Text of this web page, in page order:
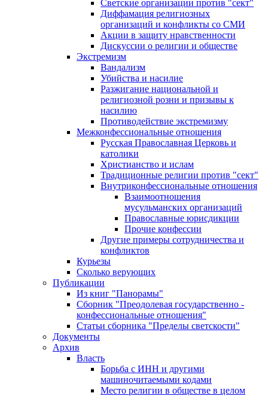
Светские организации против "сект"
Диффамация религиозных
организаций и конфликты со СМИ
Акции в защиту нравственности
Дискуссии о религии и обществе
Экстремизм
Вандализм
Убийства и насилие
Разжигание национальной и
религиозной розни и призывы к
насилию
Противодействие экстремизму
Межконфессиональные отношения
Русская Православная Церковь и
католики
Христианство и ислам
Традиционные религии против "сект"
Внутриконфессиональные отношения
Взаимоотношения
мусульманских организаций
Православные юрисдикции
Прочие конфессии
Другие примеры сотрудничества и
конфликтов
Курьезы
Сколько верующих
Публикации
Из книг "Панорамы"
Сборник "Преодолевая государственно -
конфессиональные отношения"
Статьи сборника "Пределы светскости"
Документы
Архив
Власть
Борьба с ИНН и другими
машиночитаемыми кодами
Место религии в обществе в целом